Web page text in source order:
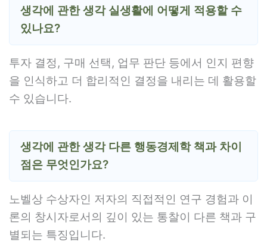
생각에 관한 생각 실생활에 어떻게 적용할 수
있나요?
투자 결정, 구매 선택, 업무 판단 등에서 인지 편향
을 인식하고 더 합리적인 결정을 내리는 데 활용할
수 있습니다.
생각에 관한 생각 다른 행동경제학 책과 차이
점은 무엇인가요?
노벨상 수상자인 저자의 직접적인 연구 경험과 이
론의 창시자로서의 깊이 있는 통찰이 다른 책과 구
별되는 특징입니다.